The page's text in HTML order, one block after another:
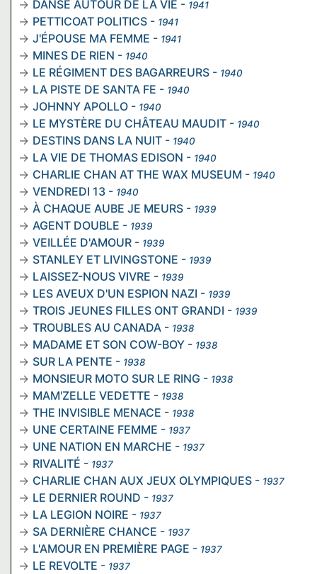
DANSE AUTOUR DE LA VIE - 1941
PETTICOAT POLITICS - 1941
J'ÉPOUSE MA FEMME - 1941
MINES DE RIEN - 1940
LE RÉGIMENT DES BAGARREURS - 1940
LA PISTE DE SANTA FE - 1940
JOHNNY APOLLO - 1940
LE MYSTÈRE DU CHÂTEAU MAUDIT - 1940
DESTINS DANS LA NUIT - 1940
LA VIE DE THOMAS EDISON - 1940
CHARLIE CHAN AT THE WAX MUSEUM - 1940
VENDREDI 13 - 1940
À CHAQUE AUBE JE MEURS - 1939
AGENT DOUBLE - 1939
VEILLÉE D'AMOUR - 1939
STANLEY ET LIVINGSTONE - 1939
LAISSEZ-NOUS VIVRE - 1939
LES AVEUX D'UN ESPION NAZI - 1939
TROIS JEUNES FILLES ONT GRANDI - 1939
TROUBLES AU CANADA - 1938
MADAME ET SON COW-BOY - 1938
SUR LA PENTE - 1938
MONSIEUR MOTO SUR LE RING - 1938
MAM'ZELLE VEDETTE - 1938
THE INVISIBLE MENACE - 1938
UNE CERTAINE FEMME - 1937
UNE NATION EN MARCHE - 1937
RIVALITÉ - 1937
CHARLIE CHAN AUX JEUX OLYMPIQUES - 1937
LE DERNIER ROUND - 1937
LA LEGION NOIRE - 1937
SA DERNIÈRE CHANCE - 1937
L'AMOUR EN PREMIÈRE PAGE - 1937
LE REVOLTE - 1937